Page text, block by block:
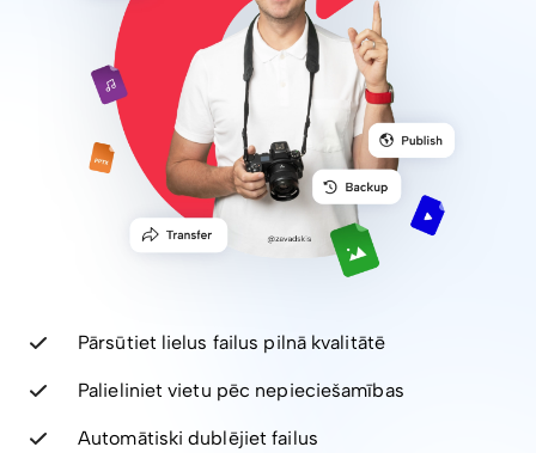
Pārsūtiet lielus failus pilnā kvalitātē
Palieliniet vietu pēc nepieciešamības
Automātiski dublējiet failus